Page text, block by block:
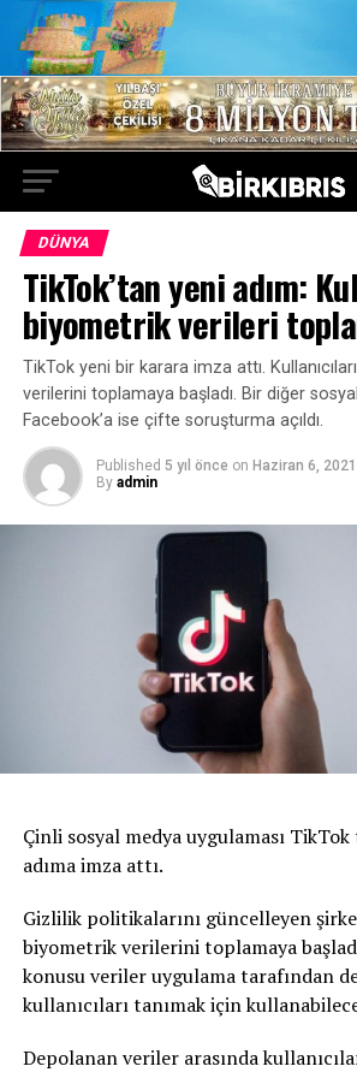
DÜNYA
TikTok’tan yeni adım:
biyometrik verileri
TikTok yeni bir karara imza attı.
verilerini toplamaya başladı. Bir diğer
Facebook’a ise çifte soruşturma açıldı.
Published 5 yıl önce on Haziran 6, 2021
By admin
Çinli sosyal medya uygulaması
adıma imza attı.
Gizlilik politikalarını güncelleyen
biyometrik verilerini toplamaya
konusu veriler uygulama tarafından
kullanıcıları tanımak için
Depolanan veriler arasında